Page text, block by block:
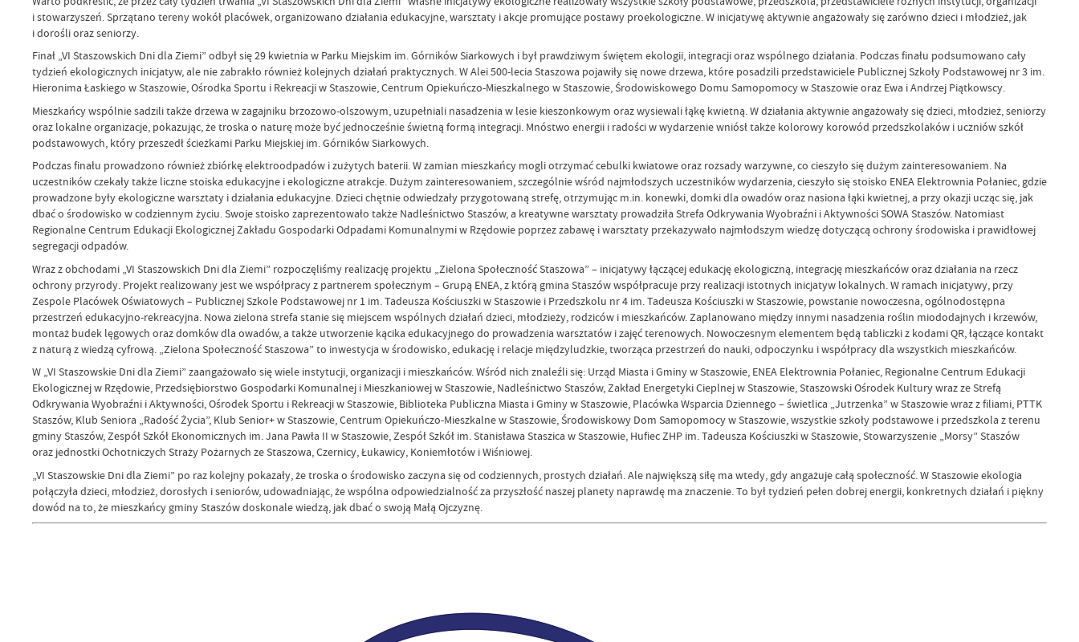
i stowarzyszeń. Sprzątano tereny wokół placówek, organizowano działania edukacyjne, warsztaty i akcje promujące postawy proekologiczne. W inicjatywę aktywnie angażowały się zarówno dzieci i młodzież, jak
i dorośli oraz seniorzy.
Finał „VI Staszowskich Dni dla Ziemi” odbył się 29 kwietnia w Parku Miejskim im. Górników Siarkowych i był prawdziwym świętem ekologii, integracji oraz wspólnego działania. Podczas finału podsumowano cały
tydzień ekologicznych inicjatyw, ale nie zabrakło również kolejnych działań praktycznych. W Alei 500-lecia Staszowa pojawiły się nowe drzewa, które posadzili przedstawiciele Publicznej Szkoły Podstawowej nr 3 im.
Hieronima Łaskiego w Staszowie, Ośrodka Sportu i Rekreacji w Staszowie, Centrum Opiekuńczo-Mieszkalnego w Staszowie, Środowiskowego Domu Samopomocy w Staszowie oraz Ewa i Andrzej Piątkowscy.
Mieszkańcy wspólnie sadzili także drzewa w zagajniku brzozowo-olszowym, uzupełniali nasadzenia w lesie kieszonkowym oraz wysiewali łąkę kwietną. W działania aktywnie angażowały się dzieci, młodzież, seniorzy
oraz lokalne organizacje, pokazując, że troska o naturę może być jednocześnie świetną formą integracji. Mnóstwo energii i radości w wydarzenie wniósł także kolorowy korowód przedszkolaków i uczniów szkół
podstawowych, który przeszedł ścieżkami Parku Miejskiej im. Górników Siarkowych.
Podczas finału prowadzono również zbiórkę elektroodpadów i zużytych baterii. W zamian mieszkańcy mogli otrzymać cebulki kwiatowe oraz rozsady warzywne, co cieszyło się dużym zainteresowaniem. Na
uczestników czekały także liczne stoiska edukacyjne i ekologiczne atrakcje. Dużym zainteresowaniem, szczególnie wśród najmłodszych uczestników wydarzenia, cieszyło się stoisko ENEA Elektrownia Połaniec, gdzie
prowadzone były ekologiczne warsztaty i działania edukacyjne. Dzieci chętnie odwiedzały przygotowaną strefę, otrzymując m.in. konewki, domki dla owadów oraz nasiona łąki kwietnej, a przy okazji ucząc się, jak
dbać o środowisko w codziennym życiu. Swoje stoisko zaprezentowało także Nadleśnictwo Staszów, a kreatywne warsztaty prowadziła Strefa Odkrywania Wyobraźni i Aktywności SOWA Staszów. Natomiast
Regionalne Centrum Edukacji Ekologicznej Zakładu Gospodarki Odpadami Komunalnymi w Rzędowie poprzez zabawę i warsztaty przekazywało najmłodszym wiedzę dotyczącą ochrony środowiska i prawidłowej
segregacji odpadów.
Wraz z obchodami „VI Staszowskich Dni dla Ziemi” rozpoczęliśmy realizację projektu „Zielona Społeczność Staszowa” – inicjatywy łączącej edukację ekologiczną, integrację mieszkańców oraz działania na rzecz
ochrony przyrody. Projekt realizowany jest we współpracy z partnerem społecznym – Grupą ENEA, z którą gmina Staszów współpracuje przy realizacji istotnych inicjatyw lokalnych. W ramach inicjatywy, przy
Zespole Placówek Oświatowych – Publicznej Szkole Podstawowej nr 1 im. Tadeusza Kościuszki w Staszowie i Przedszkolu nr 4 im. Tadeusza Kościuszki w Staszowie, powstanie nowoczesna, ogólnodostępna
przestrzeń edukacyjno-rekreacyjna. Nowa zielona strefa stanie się miejscem wspólnych działań dzieci, młodzieży, rodziców i mieszkańców. Zaplanowano między innymi nasadzenia roślin miododajnych i krzewów,
montaż budek lęgowych oraz domków dla owadów, a także utworzenie kącika edukacyjnego do prowadzenia warsztatów i zajęć terenowych. Nowoczesnym elementem będą tabliczki z kodami QR, łączące kontakt
z naturą z wiedzą cyfrową. „Zielona Społeczność Staszowa” to inwestycja w środowisko, edukację i relacje międzyludzkie, tworząca przestrzeń do nauki, odpoczynku i współpracy dla wszystkich mieszkańców.
W „VI Staszowskie Dni dla Ziemi” zaangażowało się wiele instytucji, organizacji i mieszkańców. Wśród nich znaleźli się: Urząd Miasta i Gminy w Staszowie, ENEA Elektrownia Połaniec, Regionalne Centrum Edukacji
Ekologicznej w Rzędowie, Przedsiębiorstwo Gospodarki Komunalnej i Mieszkaniowej w Staszowie, Nadleśnictwo Staszów, Zakład Energetyki Cieplnej w Staszowie, Staszowski Ośrodek Kultury wraz ze Strefą
Odkrywania Wyobraźni i Aktywności, Ośrodek Sportu i Rekreacji w Staszowie, Biblioteka Publiczna Miasta i Gminy w Staszowie, Placówka Wsparcia Dziennego – świetlica „Jutrzenka” w Staszowie wraz z filiami, PTTK
Staszów, Klub Seniora „Radość Życia”, Klub Senior+ w Staszowie, Centrum Opiekuńczo-Mieszkalne w Staszowie, Środowiskowy Dom Samopomocy w Staszowie, wszystkie szkoły podstawowe i przedszkola z terenu
gminy Staszów, Zespół Szkół Ekonomicznych im. Jana Pawła II w Staszowie, Zespół Szkół im. Stanisława Staszica w Staszowie, Hufiec ZHP im. Tadeusza Kościuszki w Staszowie, Stowarzyszenie „Morsy” Staszów
oraz jednostki Ochotniczych Straży Pożarnych ze Staszowa, Czernicy, Łukawicy, Koniemłotów i Wiśniowej.
„VI Staszowskie Dni dla Ziemi” po raz kolejny pokazały, że troska o środowisko zaczyna się od codziennych, prostych działań. Ale największą siłę ma wtedy, gdy angażuje całą społeczność. W Staszowie ekologia
połączyła dzieci, młodzież, dorosłych i seniorów, udowadniając, że wspólna odpowiedzialność za przyszłość naszej planety naprawdę ma znaczenie. To był tydzień pełen dobrej energii, konkretnych działań i piękny
dowód na to, że mieszkańcy gminy Staszów doskonale wiedzą, jak dbać o swoją Małą Ojczyznę.